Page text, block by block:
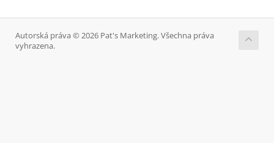
Autorská práva © 2026 Pat's Marketing. Všechna práva
vyhrazena.